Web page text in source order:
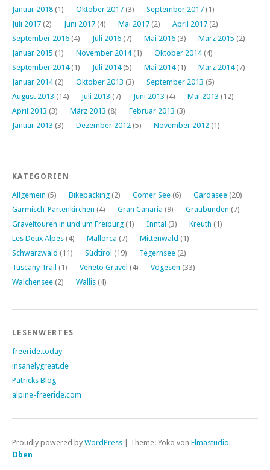
Januar 2018 (1) Oktober 2017 (3) September 2017 (1)
Juli 2017 (2) Juni 2017 (4) Mai 2017 (2) April 2017 (2)
September 2016 (4) Juli 2016 (7) Mai 2016 (3) März 2015 (2)
Januar 2015 (1) November 2014(1) Oktober 2014(4)
September 2014(1) Juli 2014(5) Mai 2014(1) März 2014(7)
Januar 2014(2) Oktober 2013 (3) September 2013 (5)
August 2013 (14) Juli 2013 (7) Juni 2013 (4) Mai 2013 (12)
April 2013 (3) März 2013 (8) Februar 2013 (3)
Januar 2013 (3) Dezember 2012 (5) November 2012 (1)
KATEGORIEN
Allgemein (5) Bikepacking (2) Comer See (6) Gardasee (20)
Garmisch-Partenkirchen (4) Gran Canaria (9) Graubünden (7)
Graveltouren in und um Freiburg (1) Inntal (3) Kreuth (1)
Les Deux Alpes (4) Mallorca (7) Mittenwald (1)
Schwarzwald (11) Südtirol (19) Tegernsee (2)
Tuscany Trail (1) Veneto Gravel (4) Vogesen (33)
Walchensee (2) Wallis (4)
LESENWERTES
freeride.today
insanelygreat.de
Patricks Blog
alpine-freeride.com
Proudly powered by WordPress Theme: Yoko von Elmastudio
Oben